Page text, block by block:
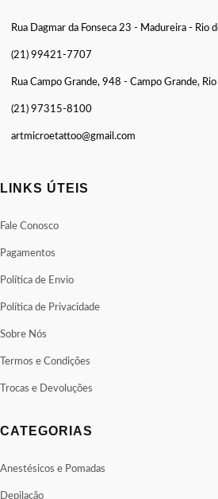
Rua Dagmar da Fonseca 23 - Madureira - Rio
(21) 99421-7707
Rua Campo Grande, 948 - Campo Grande,
(21) 97315-8100
artmicroetattoo@gmail.com
LINKS ÚTEIS
Fale Conosco
Pagamentos
Política de Envio
Política de Privacidade
Sobre Nós
Termos e Condições
Trocas e Devoluções
CATEGORIAS
Anestésicos e Pomadas
Depilação